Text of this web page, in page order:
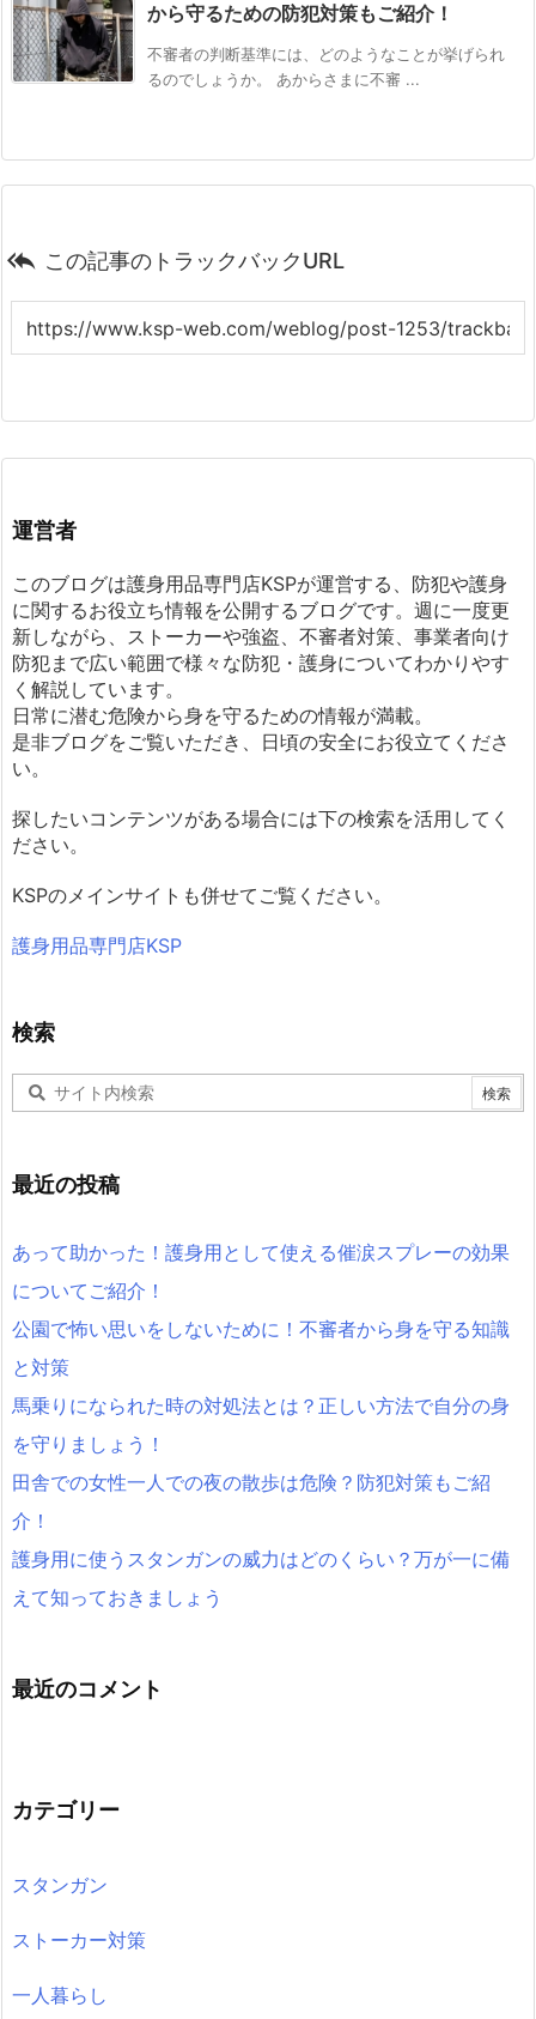
から守るための防犯対策もご紹介！
不審者の判断基準には、どのようなことが挙げられ
るのでしょうか。 あからさまに不審 ...
 この記事のトラックバックURL
運営者
このブログは護身用品専門店KSPが運営する、防犯や護身
に関するお役立ち情報を公開するブログです。週に一度更
新しながら、ストーカーや強盗、不審者対策、事業者向け
防犯まで広い範囲で様々な防犯・護身についてわかりやす
く解説しています。
日常に潜む危険から身を守るための情報が満載。
是非ブログをご覧いただき、日頃の安全にお役立てくださ
い。
探したいコンテンツがある場合には下の検索を活用してく
ださい。
KSPのメインサイトも併せてご覧ください。
護身用品専門店KSP
検索
最近の投稿
あって助かった！護身用として使える催涙スプレーの効果
についてご紹介！
公園で怖い思いをしないために！不審者から身を守る知識
と対策
馬乗りになられた時の対処法とは？正しい方法で自分の身
を守りましょう！
田舎での女性一人での夜の散歩は危険？防犯対策もご紹
介！
護身用に使うスタンガンの威力はどのくらい？万が一に備
えて知っておきましょう
最近のコメント
カテゴリー
スタンガン
ストーカー対策
一人暮らし